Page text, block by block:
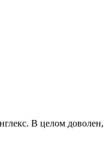
В целом доволен,